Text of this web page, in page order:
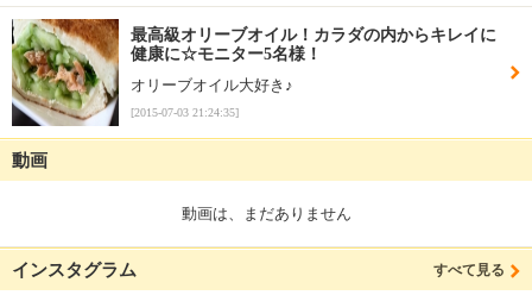
最高級オリーブオイル！カラダの内からキレイに
健康に☆モニター5名様！
オリーブオイル大好き♪
[2015-07-03 21:24:35]
動画
動画は、まだありません
インスタグラム すべて見る